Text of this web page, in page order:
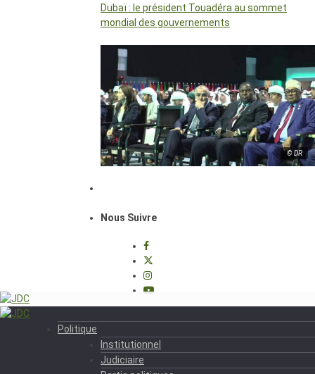
Dubaï : le président Touadéra au sommet
mondial des gouvernements
© DR
Nous Suivre
Politique
Institutionnel
Judiciaire